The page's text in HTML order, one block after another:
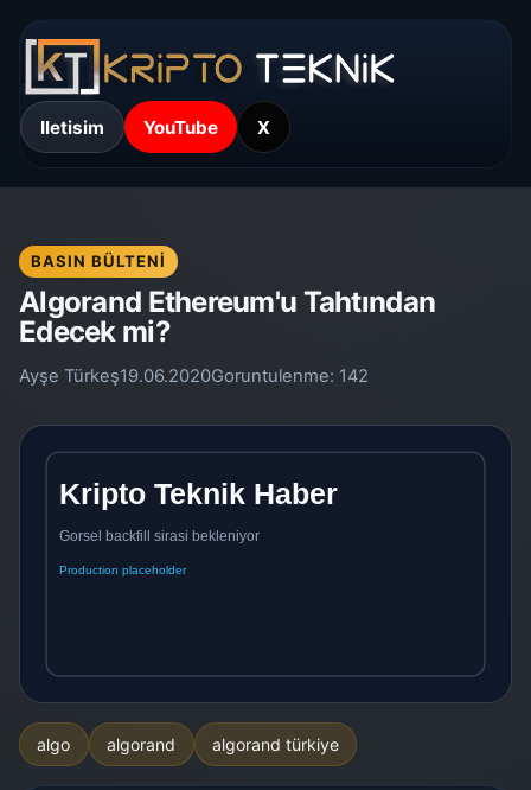
Iletisim YouTube X
BASIN BÜLTENI
Algorand Ethereum'u Tahtından
Edecek mi?
Ayşe Türkeş19.06.2020Goruntulenme: 142
algo algorand algorand türkiye